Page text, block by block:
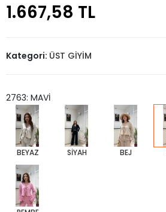
1.667,58 TL
Kategori: ÜST GİYİM
2763: MAVİ
BEYAZ SİYAH BEJ